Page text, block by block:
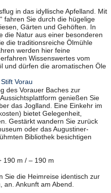
in das idyllische Apfelland. Mit
fahren Sie durch die hügelige
Gärten und Gehöften. In
die Natur aus einer besonderen
die traditionsreiche Ölmühle
werden hier feine
Wissenswertes vom
und dürfen die aromatischen Öle
Vorau
des Vorauer Baches zur
genießen Sie
das Joglland. Eine Einkehr im
bietet Gelegenheit,
Gestärkt wandern Sie zurück
oder das Augustiner-
Bibliothek besichtigen
190 m / – 190 m
Sie die Heimreise identisch zur
an. Ankunft am Abend.